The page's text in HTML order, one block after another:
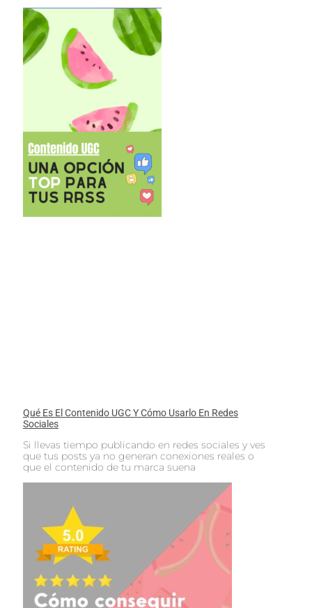
Qué Es El Contenido UGC Y Cómo Usarlo En Redes
Sociales
Si llevas tiempo publicando en redes sociales y ves
que tus posts ya no generan conexiones reales o
que el contenido de tu marca suena